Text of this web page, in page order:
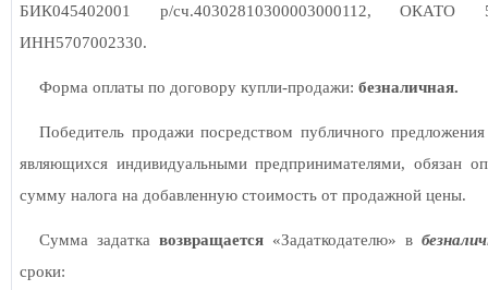
БИК045402001 р/сч.40302810300003000112,
ИНН5707002330.
Форма оплаты по договору купли-продажи: безналичная.
Победитель продажи посредством публичного
являющихся индивидуальными предпринимателями, обязан
сумму налога на добавленную стоимость от продажной цены.
Сумма задаткавозвращается «Задаткодателю» в
сроки: